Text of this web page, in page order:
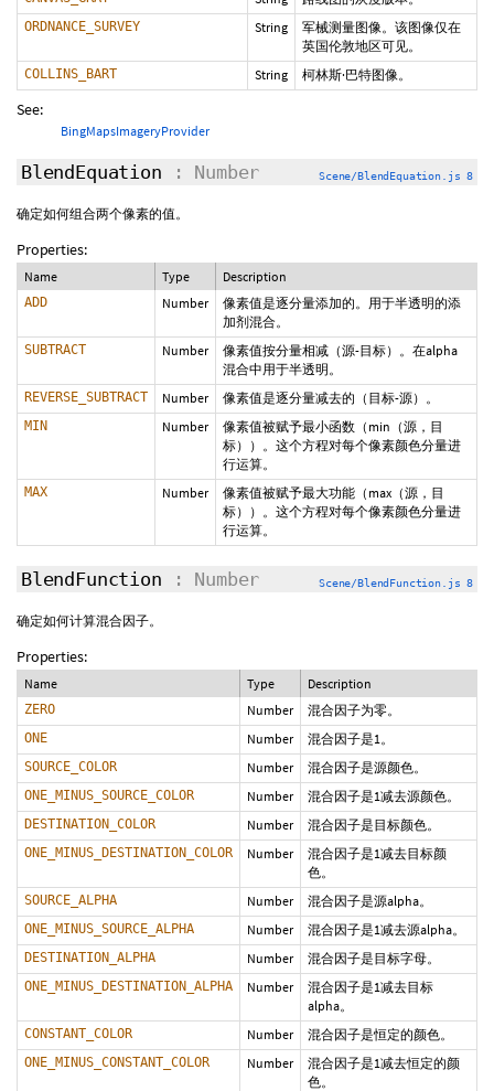
ORDNANCE_SURVEY String
军械测量图像。该图像仅在
英国伦敦地区可见。
COLLINS_BART String 柯林斯·巴特图像。
See:
BingMapsImageryProvider
BlendEquation : Number Scene/BlendEquation.js 8
确定如何组合两个像素的值。
Properties:
Name Type Description
ADD Number
像素值是逐分量添加的。用于半透明的添
加剂混合。
SUBTRACT Number
像素值按分量相减（源-目标）。在alpha
混合中用于半透明。
REVERSE_SUBTRACT Number 像素值是逐分量减去的（目标-源）。
MIN Number
像素值被赋予最小函数（min（源，目
标））。这个方程对每个像素颜色分量进
行运算。
MAX Number
像素值被赋予最大功能（max（源，目
标））。这个方程对每个像素颜色分量进
行运算。
BlendFunction : Number Scene/BlendFunction.js 8
确定如何计算混合因子。
Properties:
Name Type Description
ZERO Number 混合因子为零。
ONE Number 混合因子是1。
SOURCE_COLOR Number 混合因子是源颜色。
ONE_MINUS_SOURCE_COLOR Number 混合因子是1减去源颜色。
DESTINATION_COLOR Number 混合因子是目标颜色。
ONE_MINUS_DESTINATION_COLOR Number
混合因子是1减去目标颜
色。
SOURCE_ALPHA Number 混合因子是源alpha。
ONE_MINUS_SOURCE_ALPHA Number 混合因子是1减去源alpha。
DESTINATION_ALPHA Number 混合因子是目标字母。
ONE_MINUS_DESTINATION_ALPHA Number
混合因子是1减去目标
alpha。
CONSTANT_COLOR Number 混合因子是恒定的颜色。
ONE_MINUS_CONSTANT_COLOR Number
混合因子是1减去恒定的颜
色。